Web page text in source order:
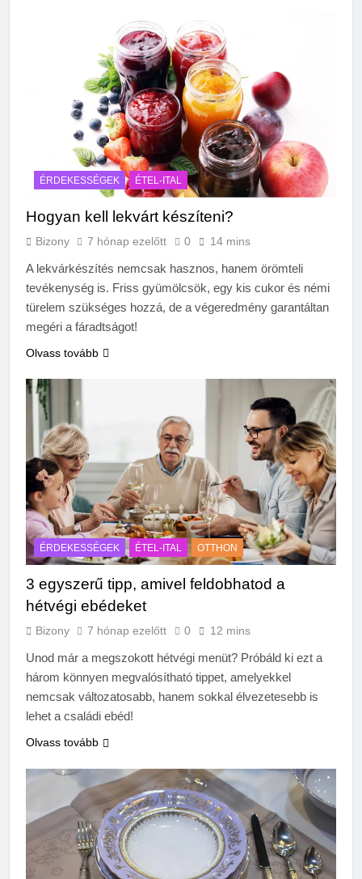
ÉRDEKESSÉGEK ÉTEL-ITAL
Hogyan kell lekvárt készíteni?
Bizony 7 hónap ezelőtt 0 14 mins
A lekvárkészítés nemcsak hasznos, hanem örömteli
tevékenység is. Friss gyümölcsök, egy kis cukor és némi
türelem szükséges hozzá, de a végeredmény garantáltan
megéri a fáradtságot!
Olvass tovább
ÉRDEKESSÉGEK ÉTEL-ITAL OTTHON
3 egyszerű tipp, amivel feldobhatod a
hétvégi ebédeket
Bizony 7 hónap ezelőtt 0 12 mins
Unod már a megszokott hétvégi menüt? Próbáld ki ezt a
három könnyen megvalósítható tippet, amelyekkel
nemcsak változatosabb, hanem sokkal élvezetesebb is
lehet a családi ebéd!
Olvass tovább